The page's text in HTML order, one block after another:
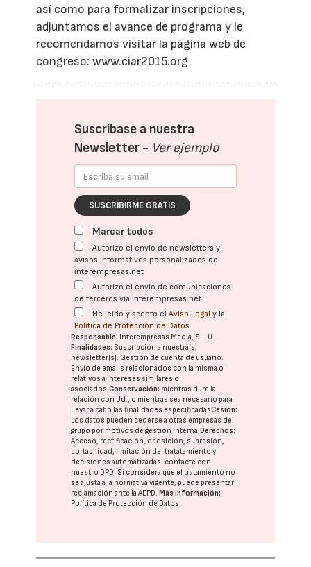
así como para formalizar inscripciones,
adjuntamos el avance de programa y le
recomendamos visitar la página web de
congreso: www.ciar2015.org
Suscríbase a nuestra
Newsletter - Ver ejemplo
SUSCRIBIRME GRATIS
Marcar todos
Autorizo el envío de newsletters y
avisos informativos personalizados de
interempresas.net
Autorizo el envío de comunicaciones
de terceros vía interempresas.net
He leído y acepto elAviso Legal y la
Política de Protección de Datos
Responsable: Interempresas Media, S.L.U.
Finalidades: Suscripción a nuestra(s)
newsletter(s). Gestión de cuenta de usuario.
Envío de emails relacionados con la misma o
relativos a intereses similares o
asociados.Conservación: mientras dure la
relación con Ud., o mientras sea necesario para
llevar a cabo las finalidades especificadasCesión:
Los datos pueden cederse a otras empresas del
grupo por motivos de gestión interna. Derechos:
Acceso, rectificación, oposición, supresión,
portabilidad, limitación del tratatamiento y
decisiones automatizadas: contacte con
nuestro DPD. Si considera que el tratamiento no
se ajusta a la normativa vigente, puede presentar
reclamación ante laAEPD. Más información:
Política de Protección de Datos